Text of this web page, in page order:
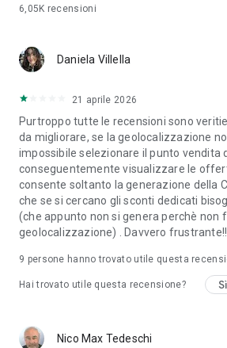
6,05K recensioni
Daniela Villella
21 aprile 2026
Purtroppo tutte le recensioni sono
da migliorare, se la geolocalizzazione
impossibile selezionare il punto vendita
conseguentemente visualizzare le
consente soltanto la generazione della
che se si cercano gli sconti dedicati
(che appunto non si genera perchè non
geolocalizzazione) . Davvero frustrante!!
9 persone hanno trovato utile questa
Hai trovato utile questa recensione? Sì
Nico Max Tedeschi